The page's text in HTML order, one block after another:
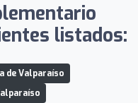
listados:
de Valparaíso